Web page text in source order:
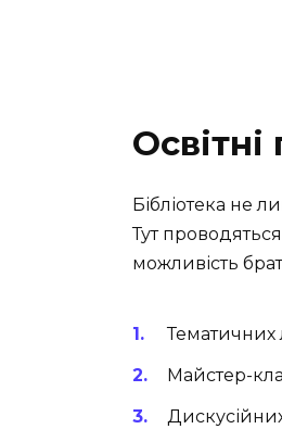
Бібліотека не
Тут
можливість
Тематичних
Майстер-